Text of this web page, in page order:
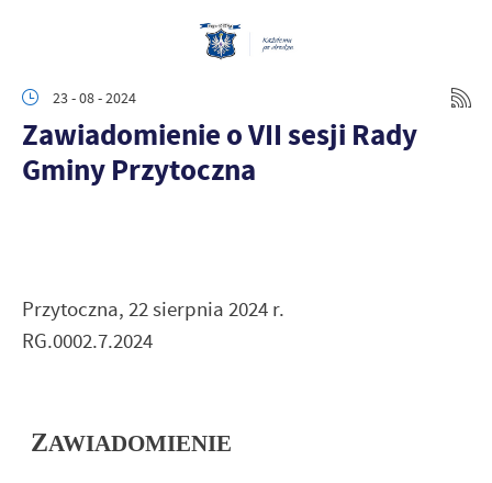
23 - 08 - 2024
Zawiadomienie o VII sesji Rady
Gminy Przytoczna
Przytoczna, 22 sierpnia 2024 r.
RG.0002.7.2024
ZAWIADOMIENIE